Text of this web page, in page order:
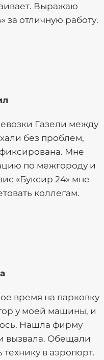
Выражаю
за отличную работу.
Газели между
без проблем,
Мне
по межгороду и
«Буксир 24» мне
коллегам.
время на парковку
у моей машины, и
Нашла фирму
вызвала. Обещали
в аэропорт.